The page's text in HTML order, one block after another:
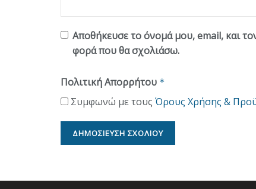
Αποθήκευσε το όνομά μου, email, και
φορά που θα σχολιάσω.
Πολιτική Απορρήτου *
Συμφωνώ με τους Όρους Χρήσης &